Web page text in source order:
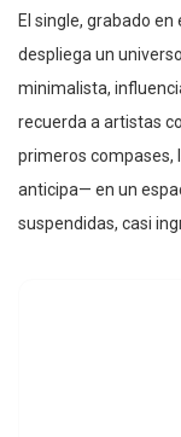
El single, grabado
despliega un
minimalista,
recuerda a artistas
primeros compases,
anticipa— en un
suspendidas, casi